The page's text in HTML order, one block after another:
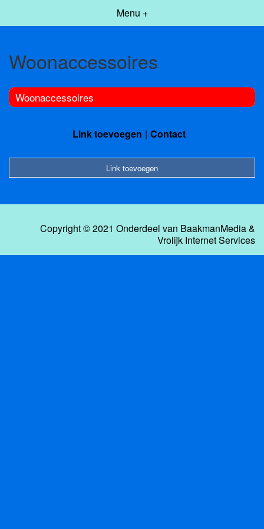
Menu +
Woonaccessoires
Woonaccessoires
Link toevoegen Contact
Link toevoegen
Copyright © 2021 Onderdeel van BaakmanMedia&
Vrolijk Internet Services